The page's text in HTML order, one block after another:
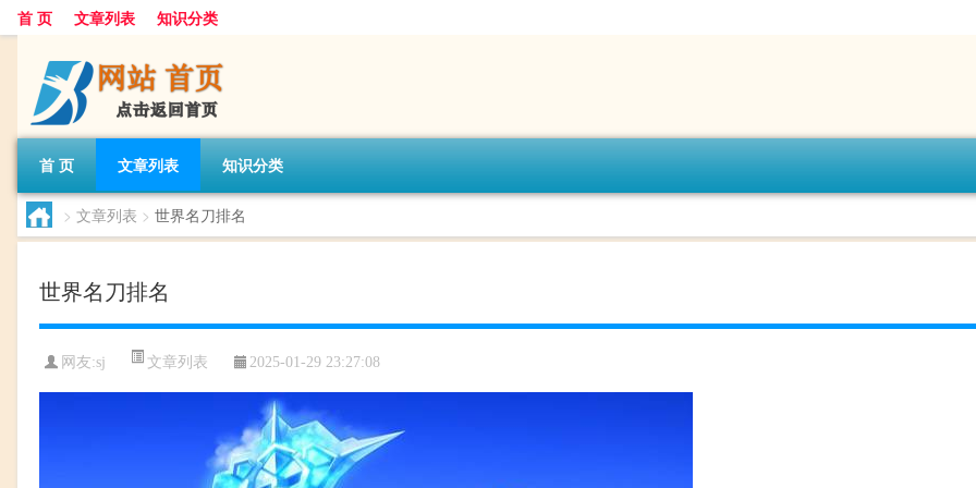
首 页 文章列表 知识分类
首 页 文章列表 知识分类
> 文章列表 > 世界名刀排名
世界名刀排名
网友:sj 文章列表 2025-01-29 23:27:08